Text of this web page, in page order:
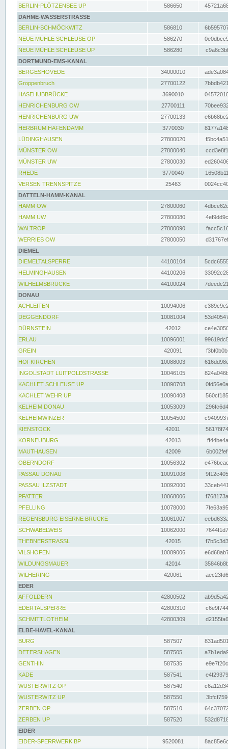
BERLIN-PLÖTZENSEE UP
586650
DAHME-WASSERSTRASSE
BERLIN-SCHMÖCKWITZ
586810
NEUE MÜHLE SCHLEUSE OP
586270
NEUE MÜHLE SCHLEUSE UP
586280
DORTMUND-EMS-KANAL
BERGESHÖVEDE
34000010
Groppenbruch
27700122
HASEHUBBRÜCKE
3690010
HENRICHENBURG OW
27700111
HENRICHENBURG UW
27700133
HERBRUM HAFENDAMM
3770030
LÜDINGHAUSEN
27800020
MÜNSTER OW
27800040
MÜNSTER UW
27800030
RHEDE
3770040
VERSEN TRENNSPITZE
25463
DATTELN-HAMM-KANAL
HAMM OW
27800060
HAMM UW
27800080
WALTROP
27800090
WERRIES OW
27800050
DIEMEL
DIEMELTALSPERRE
44100104
HELMINGHAUSEN
44100206
WILHELMSBRÜCKE
44100024
DONAU
ACHLEITEN
10094006
DEGGENDORF
10081004
DÜRNSTEIN
42012
ERLAU
10096001
GREIN
420091
HOFKIRCHEN
10088003
INGOLSTADT LUITPOLDSTRASSE
10046105
KACHLET SCHLEUSE UP
10090708
KACHLET WEHR UP
10090408
KELHEIM DONAU
10053009
KELHEIMWINZER
10054500
KIENSTOCK
42011
KORNEUBURG
42013
MAUTHAUSEN
42009
OBERNDORF
10056302
PASSAU DONAU
10091008
PASSAU ILZSTADT
10092000
PFATTER
10068006
PFELLING
10078000
REGENSBURG EISERNE BRÜCKE
10061007
SCHWABELWEIS
10062000
THEBNERSTRASSL
42015
VILSHOFEN
10089006
WILDUNGSMAUER
42014
WILHERING
420061
EDER
AFFOLDERN
42800502
EDERTALSPERRE
42800310
SCHMITTLOTHEIM
42800309
ELBE-HAVEL-KANAL
BURG
587507
DETERSHAGEN
587505
GENTHIN
587535
KADE
587541
WUSTERWITZ OP
587540
WUSTERWITZ UP
587550
ZERBEN OP
587510
ZERBEN UP
587520
EIDER
EIDER-SPERRWERK BP
9520081